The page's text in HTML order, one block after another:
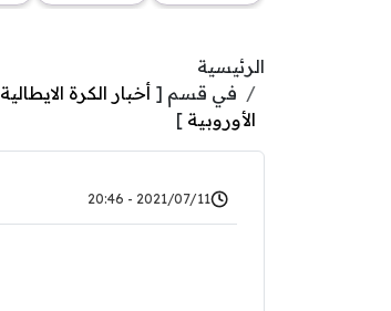
الرئيسية
في قسم [ أخبار الكرة الايطالية
الأوروبية ]
2021/07/11 - 20:46